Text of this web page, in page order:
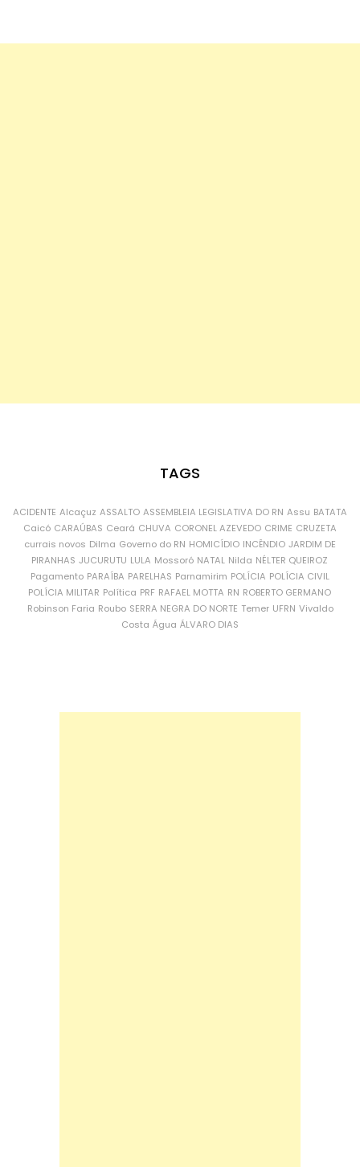
TAGS
ACIDENTE Alcaçuz ASSALTO ASSEMBLEIA LEGISLATIVA DO RN Assu BATATA
Caicó CARAÚBAS Ceará CHUVA CORONEL AZEVEDO CRIME CRUZETA
currais novos Dilma Governo do RN HOMICÍDIO INCÊNDIO JARDIM DE
PIRANHAS JUCURUTU LULA Mossoró NATAL Nilda NÉLTER QUEIROZ
Pagamento PARAÍBA PARELHAS Parnamirim POLÍCIA POLÍCIA CIVIL
POLÍCIA MILITAR Política PRF RAFAEL MOTTA RN ROBERTO GERMANO
Robinson Faria Roubo SERRA NEGRA DO NORTE Temer UFRN Vivaldo
Costa Água ÁLVARO DIAS